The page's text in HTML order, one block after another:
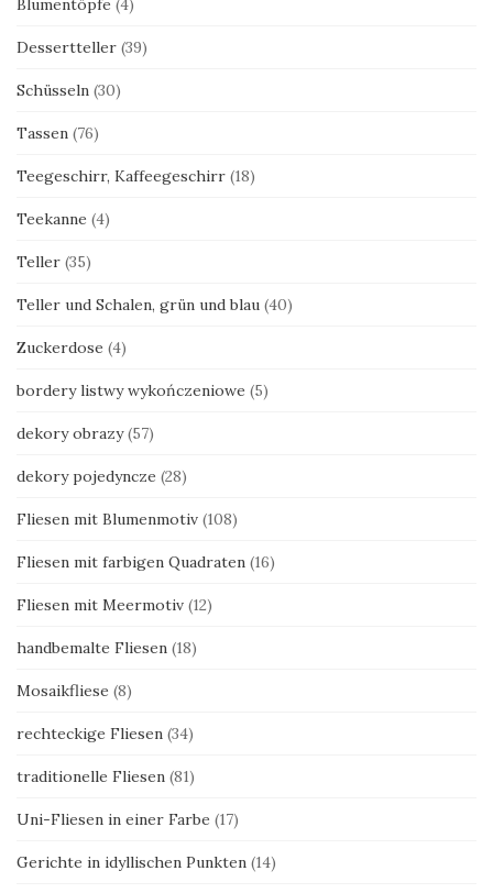
Blumentöpfe (4)
Dessertteller (39)
Schüsseln (30)
Tassen (76)
Teegeschirr, Kaffeegeschirr (18)
Teekanne (4)
Teller (35)
Teller und Schalen, grün und blau (40)
Zuckerdose (4)
bordery listwy wykończeniowe (5)
dekory obrazy (57)
dekory pojedyncze (28)
Fliesen mit Blumenmotiv (108)
Fliesen mit farbigen Quadraten (16)
Fliesen mit Meermotiv (12)
handbemalte Fliesen (18)
Mosaikfliese (8)
rechteckige Fliesen (34)
traditionelle Fliesen (81)
Uni-Fliesen in einer Farbe (17)
Gerichte in idyllischen Punkten (14)